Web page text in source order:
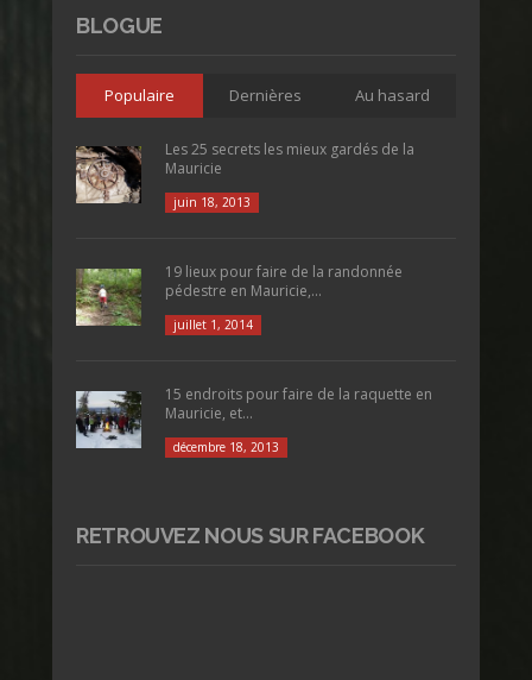
BLOGUE
Populaire Dernières Au hasard
Les 25 secrets les mieux gardés de la
Mauricie
juin 18, 2013
19 lieux pour faire de la randonnée
pédestre en Mauricie,...
juillet 1, 2014
15 endroits pour faire de la raquette en
Mauricie, et...
décembre 18, 2013
RETROUVEZ NOUS SUR FACEBOOK